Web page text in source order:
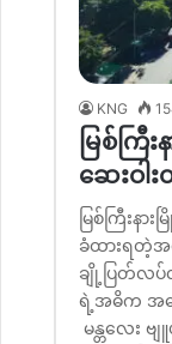
KNG
မြစ်ကြီ
ဆေးဝါ
မြစ်ကြီးန
ခံထားရတဲ့အ
ချို့ပြတ်လပ်
ရဲ့အဓိက အခြ
မန္တလေး